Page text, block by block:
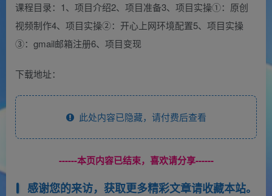
课程目录：1、项目介绍2、项目准备3、项目实操①：原创
视频制作4、项目实操②：开心上网环境配置5、项目实操
③：gmail邮箱注册6、项目变现
下载地址：
此处内容已隐藏，请付费后查看
------本页内容已结束，喜欢请分享------
感谢您的来访，获取更多精彩文章请收藏本站。